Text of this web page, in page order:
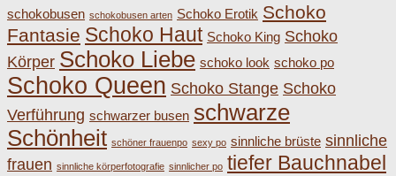
schokobusen schokobusen arten Schoko Erotik Schoko
Fantasie Schoko Haut Schoko King Schoko
Körper Schoko Liebe schoko look schoko po
Schoko Queen Schoko Stange Schoko
Verführung schwarzer busen schwarze
Schönheit schöner frauenpo sexy po sinnliche brüste sinnliche
frauen sinnliche körperfotografie sinnlicher po tiefer Bauchnabel